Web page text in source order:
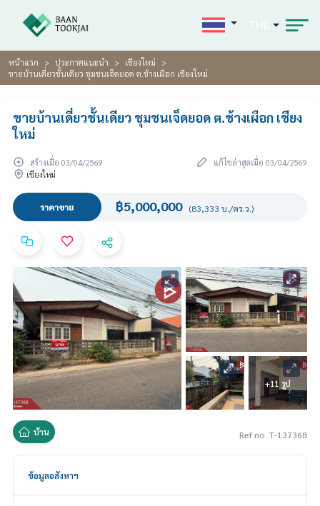
หน้าแรก ประกาศแนะนำ
เชียงใหม่
ขายบ้านเดี่ยวชั้นเดียว ชุมชนเจ็ดยอด ต.ช้างเผือก เชียงใหม่
ขายบ้านเดี่ยวชั้นเดียว ชุมชนเจ็ดยอด ต.ช้างเผือก เชียง
ใหม่
สร้างเมื่อ 03/04/2569
แก้ไขล่าสุดเมื่อ 03/04/2569
เชียงใหม่
ราคาขาย ฿5,000,000 (83,333 บ./ตร.ว.)
+11 รูป
บ้าน Ref no. T-137368
ข้อมูลอสังหาฯ